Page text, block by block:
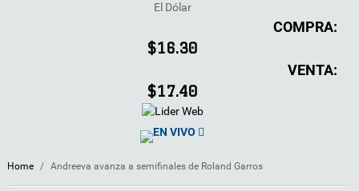
El Dólar
COMPRA:
$16.30
VENTA:
$17.40
EN VIVO
Home / Andreeva avanza a semifinales de Roland Garros